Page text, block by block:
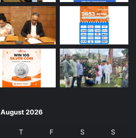
August 2026
T F S S